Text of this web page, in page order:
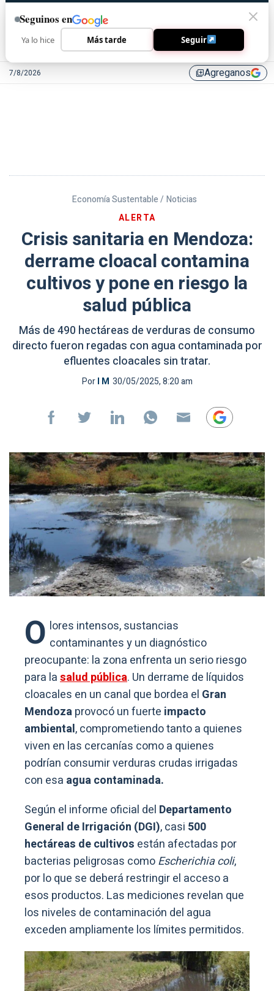
7/8/2026 library_addAgreganos
Economía Sustentable / Noticias
ALERTA
Crisis sanitaria en Mendoza:
derrame cloacal contamina
cultivos y pone en riesgo la
salud pública
Más de 490 hectáreas de verduras de consumo
directo fueron regadas con agua contaminada por
efluentes cloacales sin tratar.
PorI M 30/05/2025, 8:20 am
O lores intensos, sustancias
contaminantes y un diagnóstico
preocupante: la zona enfrenta un serio riesgo
para lasalud pública. Un derrame de líquidos
cloacales en un canal que bordea el Gran
Mendozaprovocó un fuerte impacto
ambiental, comprometiendo tanto a quienes
viven en las cercanías como a quienes
podrían consumir verduras crudas irrigadas
con esa agua contaminada.
Según el informe oficial del Departamento
General de Irrigación (DGI), casi 500
hectáreas de cultivos están afectadas por
bacterias peligrosas comoEscherichia coli,
por lo que se deberá restringir el acceso a
esos productos. Las mediciones revelan que
los niveles de contaminación del agua
exceden ampliamente los límites permitidos.
Seguinos en
Ya lo hice Más tarde Seguir